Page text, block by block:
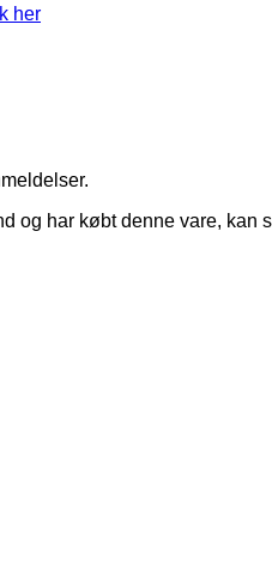
her
og har købt denne vare, kan